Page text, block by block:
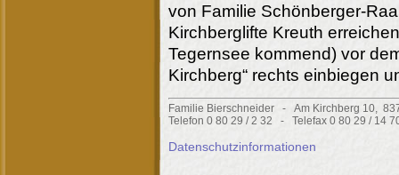
von Familie Schönberger-
Kirchberglifte Kreuth
Tegernsee kommend) vor
Kirchberg“ rechts einbiegen
Familie Bierschneider - Am Kirchberg 10,
Telefon 0 80 29 / 2 32 - Telefax 0 80 29 / 14
Datenschutzinformationen